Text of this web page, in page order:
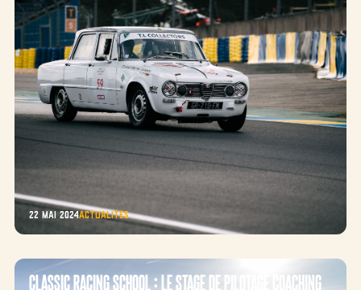
22 mai 2024Actualités
Classic Racing School : le stage de pilotage coaching